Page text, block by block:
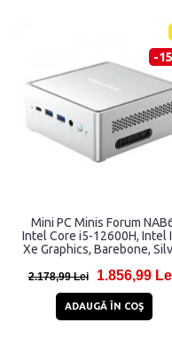
-
Mini PC Minis Forum
Intel Core i5-12600H, Intel
Xe Graphics, Barebone,
2.178,99 Lei 1.856,99
ADAUGĂ ÎN COŞ